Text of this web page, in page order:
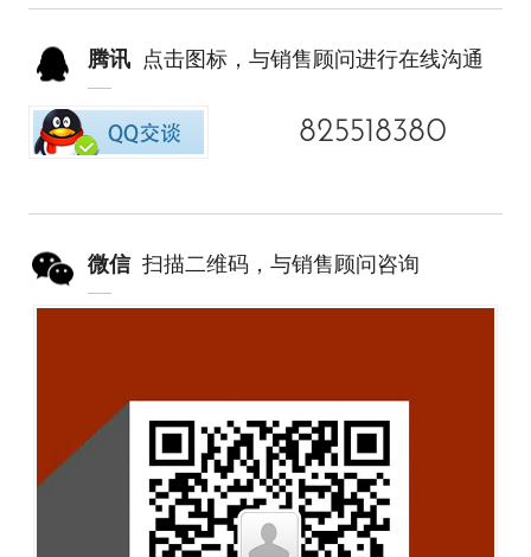
腾讯 点击图标，与销售顾问进行在线沟通
825518380
微信 扫描二维码，与销售顾问咨询